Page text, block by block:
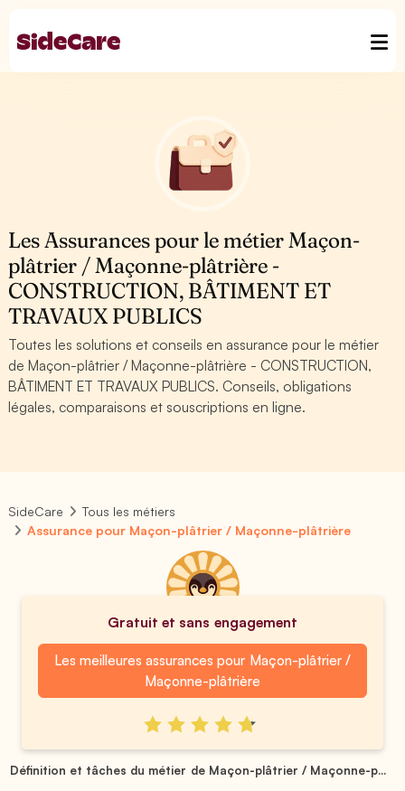
Les Assurances pour le métier Maçon-
plâtrier / Maçonne-plâtrière -
CONSTRUCTION, BÂTIMENT ET
TRAVAUX PUBLICS
Toutes les solutions et conseils en assurance pour le métier
de Maçon-plâtrier / Maçonne-plâtrière - CONSTRUCTION,
BÂTIMENT ET TRAVAUX PUBLICS. Conseils, obligations
légales, comparaisons et souscriptions en ligne.
SideCare
Tous les métiers
Assurance pour Maçon-plâtrier / Maçonne-plâtrière
Gratuit et sans engagement
Les meilleures assurances pour Maçon-plâtrier /
Maçonne-plâtrière
Définition et tâches du métier de Maçon-plâtrier / Maçonne-p...